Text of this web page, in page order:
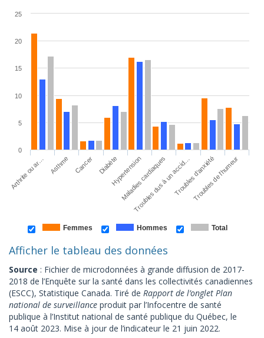
Femmes Hommes Total
Arthrite ou ar… Asthme Cancer DiabèteHypertension
Maladies cardiaques
Troubles dus à un accid…Troubles d’anxiété
Troubles de l’humeur
0
5
10
15
20
25
Afficher le tableau des données
Source : Fichier de microdonnées à grande diffusion de 2017-
2018 de l’Enquête sur la santé dans les collectivités canadiennes
(ESCC), Statistique Canada. Tiré de Rapport de l’onglet Plan
national de surveillance produit par l’Infocentre de santé
publique à l’Institut national de santé publique du Québec, le
14 août 2023. Mise à jour de l’indicateur le 21 juin 2022.